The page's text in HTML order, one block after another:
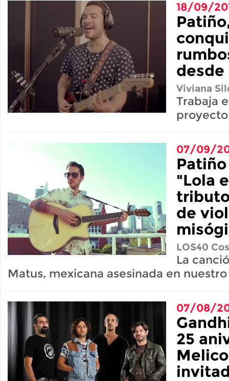
18/09/
Viviana
Trabaja
07/09/
"Lola
de
LOS40
La
Matus, mexicana asesinada en
07/08/
25